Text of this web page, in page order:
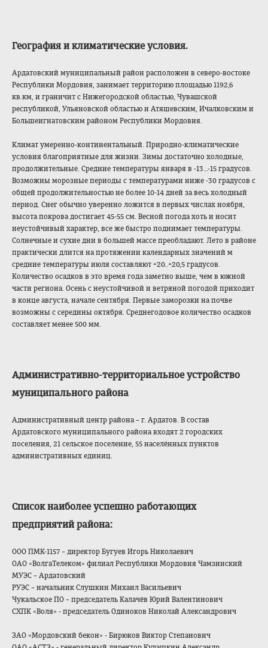
География и климатические условия.
Ардатовский муниципальный район расположен в северо-востоке
Республики Мордовия, занимает территорию площадью 1192,6
кв.км, и граничит с Нижегородской областью, Чувашской
республикой, Ульяновской областью и Атяшевским, Ичалковским и
Большеигнатовским районом Республики Мордовия.
Климат умеренно-континентальный. Природно-климатические
условия благоприятные для жизни. Зимы достаточно холодные,
продолжительные. Средние температуры января в -13…-15 градусов.
Возможны морозные периоды с температурами ниже -30 градусов с
общей продолжительностью не более 10-14 дней за весь холодный
период. Снег обычно уверенно ложится в первых числах ноября,
высота покрова достигает 45-55 см. Весной погода хоть и носит
неустойчивый характер, все же быстро поднимает температуры.
Солнечные и сухие дни в большей массе преобладают. Лето в районе
практически длится на протяжении календарных значений м
средние температуры июля составляют +20..+20,5 градусов.
Количество осадков в это время года заметно выше, чем в южной
части региона. Осень с неустойчивой и ветряной погодой приходит
в конце августа, начале сентября. Первые заморозки на почве
возможны с середины октября. Среднегодовое количество осадков
составляет менее 500 мм.
Административно-территориальное устройство
муниципального района
Административный центр района – г. Ардатов. В состав
Ардатовского муниципального района входят 2 городских
поселения, 21 сельское поселение, 55 населённых пунктов
административных единиц.
Список наиболее успешно работающих
предприятий района:
ООО ПМК-1157 – директор Бугуев Игорь Николаевич
ОАО «ВолгаТелеком» филиал Республики Мордовия Чамзинский
МУЭС – Ардатовский
РУЭС – начальник Слушкин Михаил Васильевич
Чукальское ПО – председатель Калачёв Юрий Валентинович
СХПК «Воля» - председатель Одиноков Николай Александрович
ЗАО «Мордовский бекон» - Бирюков Виктор Степанович